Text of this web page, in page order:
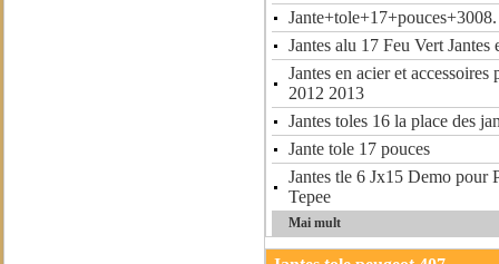
Jante+tole+17+pouces+3008.
Jantes alu 17 Feu Vert Jantes
Jantes en acier et
2012 2013
Jantes toles 16 la place des
Jante tole 17 pouces
Jantes tle 6 Jx15 Demo pour
Tepee
Mai mult